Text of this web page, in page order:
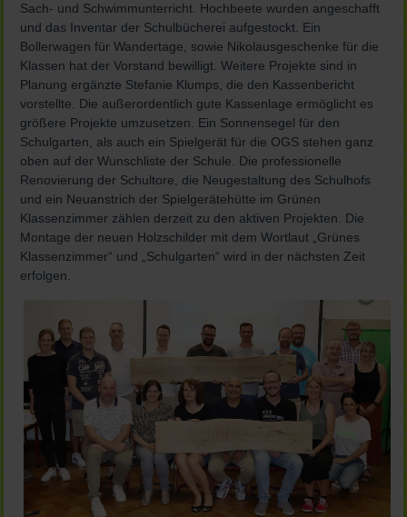
Sach- und Schwimmunterricht. Hochbeete wurden angeschafft
und das Inventar der Schulbücherei aufgestockt. Ein
Bollerwagen für Wandertage, sowie Nikolausgeschenke für die
Klassen hat der Vorstand bewilligt. Weitere Projekte sind in
Planung ergänzte Stefanie Klumps, die den Kassenbericht
vorstellte. Die außerordentlich gute Kassenlage ermöglicht es
größere Projekte umzusetzen. Ein Sonnensegel für den
Schulgarten, als auch ein Spielgerät für die OGS stehen ganz
oben auf der Wunschliste der Schule. Die professionelle
Renovierung der Schultore, die Neugestaltung des Schulhofs
und ein Neuanstrich der Spielgerätehütte im Grünen
Klassenzimmer zählen derzeit zu den aktiven Projekten. Die
Montage der neuen Holzschilder mit dem Wortlaut „Grünes
Klassenzimmer“ und „Schulgarten“ wird in der nächsten Zeit
erfolgen.